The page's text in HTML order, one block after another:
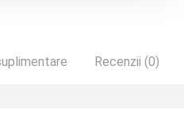
Recenzii (0)